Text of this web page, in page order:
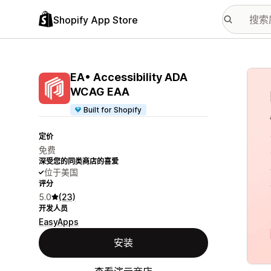
Shopify App Store
EA• Accessibility ADA
WCAG EAA
Built for Shopify
定价
免费
深受您的同类商店的喜爱
位于美国
评分
5.0 (23)
开发人员
EasyApps
安装
配图